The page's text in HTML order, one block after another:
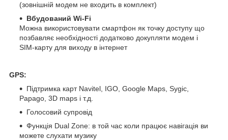
(зовнішній модем не входить в комплект)
Вбудований Wi-Fi
Можна використовувати смартфон як точку доступу що
позбавляє необхідності додатково докупляти модем і
SIM-карту для виходу в інтернет
GPS:
Підтримка карт Navitel, IGO, Google Maps, Sygic,
Papago, 3D maps і т.д.
Голосовий супровід
Функція Dual Zone: в той час коли працює навігація ви
можете слухати музику